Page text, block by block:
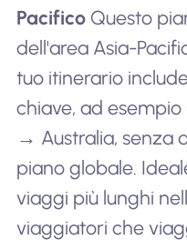
PacificoQuesto
dell'area Asia-
tuo itinerario
chiave, ad
→ Australia, senza
piano globale.
viaggi più lunghi
viaggiatori che